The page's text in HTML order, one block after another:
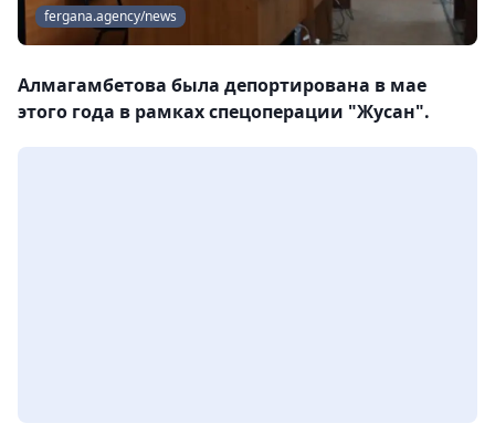
fergana.agency/news
Алмагамбетова была депортирована в мае
этого года в рамках спецоперации "Жусан".